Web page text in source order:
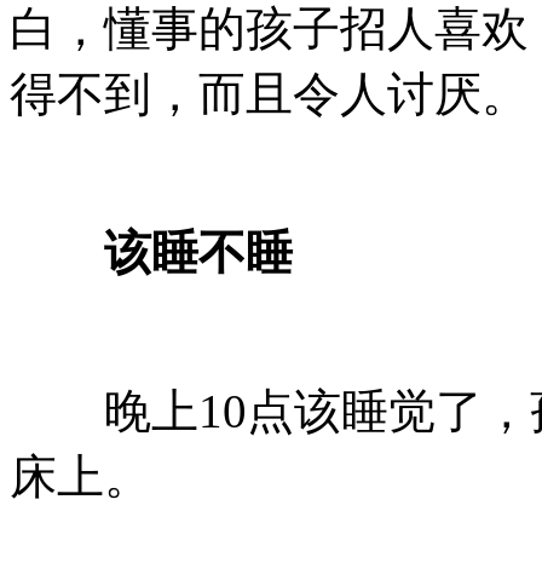
白，懂事的孩子招人喜
得不到，而且令人讨厌。
该睡不睡
晚上10点该睡觉了，
床上。